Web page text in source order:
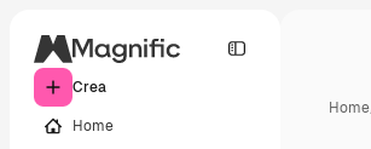
Crea
Home
Home